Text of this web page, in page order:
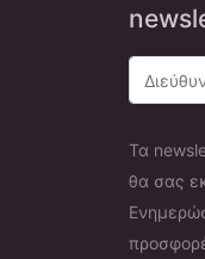
Τα
θα σας